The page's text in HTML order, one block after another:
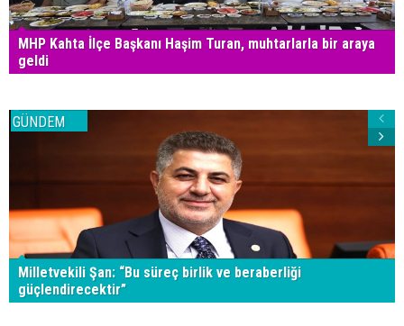
MHP Kahta İlçe Başkanı Haşim Turan, muhtarlarla bir araya
geldi
GÜNDEM
Milletvekili Şan: “Bu süreç birlik ve beraberliği
güçlendirecektir”